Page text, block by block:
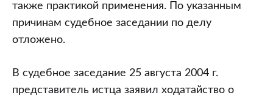
также практикой применения. По указанным
причинам судебное заседании по делу
отложено.
В судебное заседание 25 августа 2004 г.
представитель истца заявил ходатайство о